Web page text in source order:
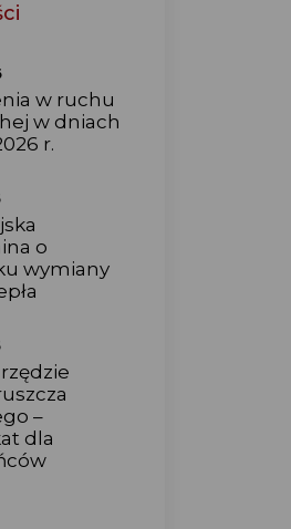
w ruchu
w dniach
r.
o
wymiany
–
dla